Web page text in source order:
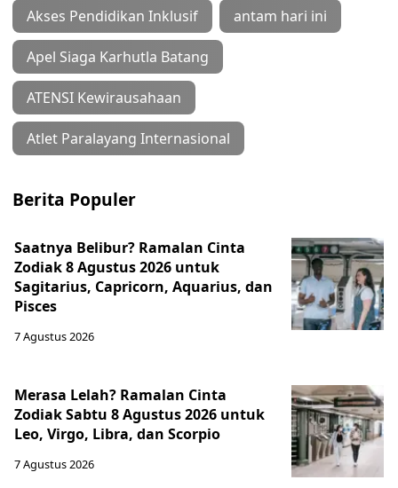
Akses Pendidikan Inklusif antam hari ini
Apel Siaga Karhutla Batang
ATENSI Kewirausahaan
Atlet Paralayang Internasional
Berita Populer
Saatnya Belibur? Ramalan Cinta
Zodiak 8 Agustus 2026 untuk
Sagitarius, Capricorn, Aquarius, dan
Pisces
7 Agustus 2026
Merasa Lelah? Ramalan Cinta
Zodiak Sabtu 8 Agustus 2026 untuk
Leo, Virgo, Libra, dan Scorpio
7 Agustus 2026